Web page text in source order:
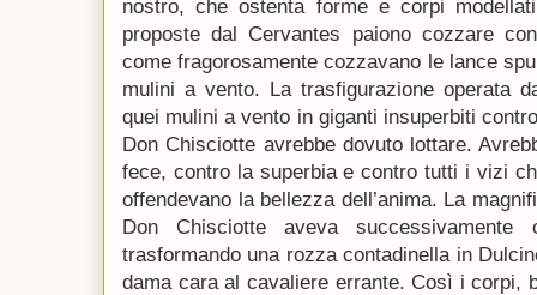
nostro, che ostenta forme e corpi
proposte dal Cervantes paiono cozzare
come fragorosamente cozzavano le lance
mulini a vento. La trasfigurazione operata
quei mulini a vento in giganti insuperbiti
Don Chisciotte avrebbe dovuto lottare.
fece, contro la superbia e contro tutti i vizi
offendevano la bellezza dell’anima. La
Don Chisciotte aveva successivamente
trasformando una rozza contadinella in
dama cara al cavaliere errante. Così i corpi,